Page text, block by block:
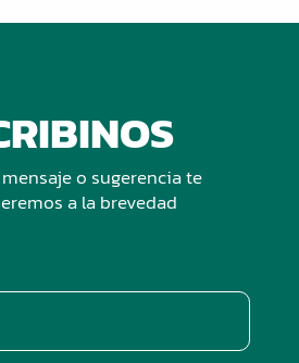
o sugerencia te
a la brevedad